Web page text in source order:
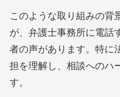
このような取り組みの背
が、弁護士事務所に電話
者の声があります。特に
担を理解し、相談へのハ
す。